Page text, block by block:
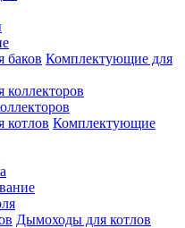
Комплектующие для
Комплектующие
Дымоходы для котлов